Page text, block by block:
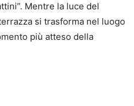
Mentre la luce del
si trasforma nel luogo
più atteso della